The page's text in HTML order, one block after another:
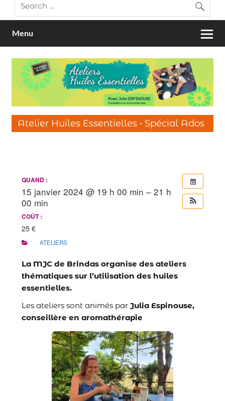
Menu
Atelier Huiles Essentielles • Spécial Ados
QUAND :
15 janvier 2024 @ 19 h 00 min – 21 h
00 min
COÛT :
25 €
ATELIERS
La MJC de Brindas organise des ateliers
thématiques sur l’utilisation des huiles
essentielles.
Les ateliers sont animés par Julia Espinouse,
conseillère en aromathérapie